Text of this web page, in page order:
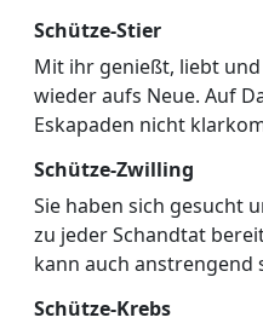
Schütze-Stier
Mit ihr genießt, liebt
wieder aufs Neue. Auf
Eskapaden nicht
Schütze-Zwilling
Sie haben sich gesucht
zu jeder Schandtat
kann auch anstrengend
Schütze-Krebs